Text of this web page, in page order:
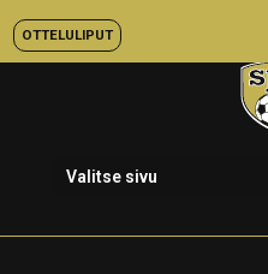
OTTELULIPUT
Valitse sivu